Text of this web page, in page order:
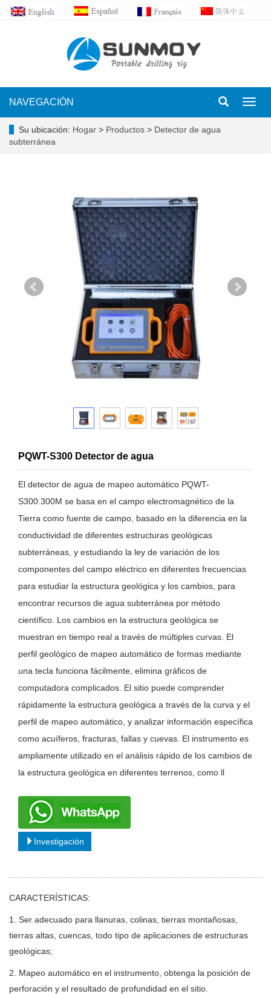
NAVEGACIÓN
Su ubicación: Hogar > Productos > Detector de agua
subterránea
PQWT-S300 Detector de agua
El detector de agua de mapeo automático PQWT-
S300.300M se basa en el campo electromagnético de la
Tierra como fuente de campo, basado en la diferencia en la
conductividad de diferentes estructuras geológicas
subterráneas, y estudiando la ley de variación de los
componentes del campo eléctrico en diferentes frecuencias
para estudiar la estructura geológica y los cambios, para
encontrar recursos de agua subterránea por método
científico. Los cambios en la estructura geológica se
muestran en tiempo real a través de múltiples curvas. El
perfil geológico de mapeo automático de formas mediante
una tecla funciona fácilmente, elimina gráficos de
computadora complicados. El sitio puede comprender
rápidamente la estructura geológica a través de la curva y el
perfil de mapeo automático, y analizar información específica
como acuíferos, fracturas, fallas y cuevas. El instrumento es
ampliamente utilizado en el análisis rápido de los cambios de
la estructura geológica en diferentes terrenos, como ll
Investigación
CARACTERÍSTICAS:
1. Ser adecuado para llanuras, colinas, tierras montañosas,
tierras altas, cuencas, todo tipo de aplicaciones de estructuras
geológicas;
2. Mapeo automático en el instrumento, obtenga la posición de
perforación y el resultado de profundidad en el sitio.